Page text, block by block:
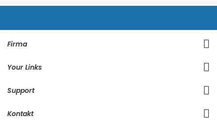
Firma
Your Links
Support
Kontakt